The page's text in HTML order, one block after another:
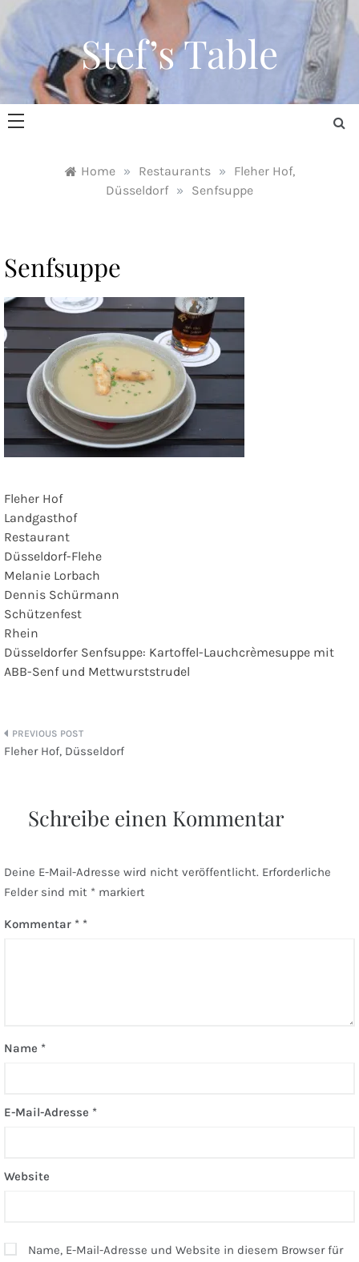
Skip
content
Stef’s Table
Home » Restaurants »
Fleher Hof,
Düsseldorf » Senfsuppe
Senfsuppe
Fleher Hof
Landgasthof
Restaurant
Düsseldorf-Flehe
Melanie Lorbach
Dennis Schürmann
Schützenfest
Rhein
Düsseldorfer Senfsuppe: Kartoffel-Lauchcrèmesuppe mit
ABB-Senf und Mettwurststrudel
Beitragsnavigation
Fleher Hof, Düsseldorf
Schreibe einen Kommentar
Deine E-Mail-Adresse wird nicht veröffentlicht. Erforderliche
Felder sind mit * markiert
Kommentar *
Name *
E-Mail-Adresse *
Website
Name, E-Mail-Adresse und Website in diesem Browser für